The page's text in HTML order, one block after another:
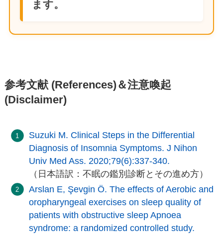
ます。
参考文献 (References)＆注意喚起
(Disclaimer)
Suzuki M. Clinical Steps in the Differential
Diagnosis of Insomnia Symptoms. J Nihon
Univ Med Ass. 2020;79(6):337-340.
（日本語訳：不眠の鑑別診断とその進め方）
Arslan E, Şevgin Ö. The effects of Aerobic and
oropharyngeal exercises on sleep quality of
patients with obstructive sleep Apnoea
syndrome: a randomized controlled study.